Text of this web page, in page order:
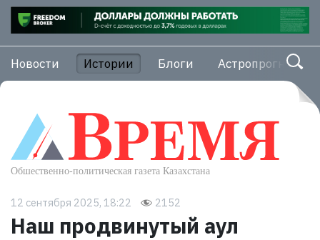
Новости Истории Блоги Астропрогноз
12 сентября 2025, 18:22 2152
Наш продвинутый аул